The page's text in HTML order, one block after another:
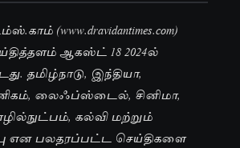
(www.dravidantimes.com)
ஆகஸ்ட் 18 2024ல்
தமிழ்நாடு, இந்தியா,
லைஃப்ஸ்டைல், சினிமா,
கல்வி மற்றும்
என பலதரப்பட்ட செய்திகளை